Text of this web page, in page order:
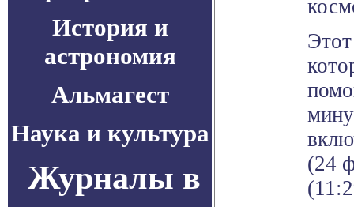
История и
астрономия
Альмагест
Наука и культура
Журналы в
(24